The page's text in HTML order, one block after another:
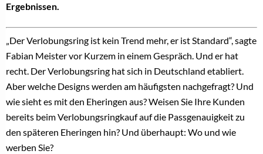
Ergebnissen.
„Der Verlobungsring ist kein Trend mehr, er ist Standard“, sagte
Fabian Meister vor Kurzem in einem Gespräch. Und er hat
recht. Der Verlobungsring hat sich in Deutschland etabliert.
Aber welche Designs werden am häufigsten nachgefragt? Und
wie sieht es mit den Eheringen aus? Weisen Sie Ihre Kunden
bereits beim Verlobungsringkauf auf die Passgenauigkeit zu
den späteren Eheringen hin? Und überhaupt: Wo und wie
werben Sie?